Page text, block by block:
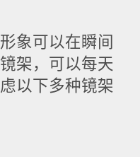
象可以在瞬间
架，可以每天
以下多种镜架